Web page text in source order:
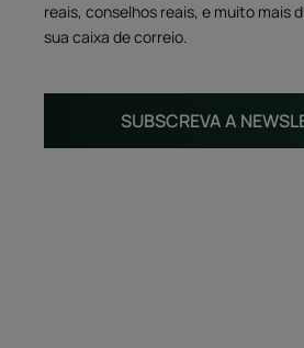
reais, conselhos reais, e muito mais
sua caixa de correio.
SUBSCREVA A